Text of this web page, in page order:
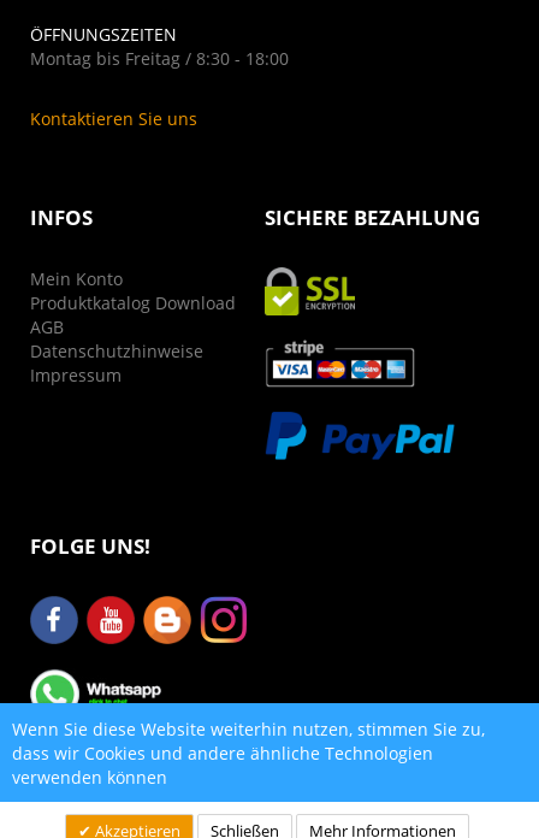
ÖFFNUNGSZEITEN
Montag bis Freitag / 8:30 - 18:00
Kontaktieren Sie uns
INFOS
Mein Konto
Produktkatalog Download
AGB
Datenschutzhinweise
Impressum
SICHERE BEZAHLUNG
FOLGE UNS!
Copyright 2020 - Sous Vide Consulting ©
Wenn Sie diese Website weiterhin nutzen, stimmen Sie zu,
dass wir Cookies und andere ähnliche Technologien
verwenden können
Akzeptieren Schließen Mehr Informationen